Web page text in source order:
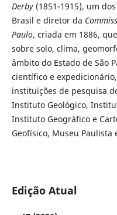
Derby(1851-1915), um
Brasil e diretor da
Paulo, criada em 1886,
sobre solo, clima,
âmbito do Estado de São
científico e
instituições de pesquisa
Instituto Geológico,
Instituto Geográfico e
Geofísico, Museu Paulista
Edição Atual